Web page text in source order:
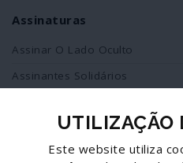
Assinaturas
Assinar O Lado Oculto
Assinantes Solidários
Redes Sociais
Siga-nos no facebook
UTILIZAÇÃO
Este website utiliza